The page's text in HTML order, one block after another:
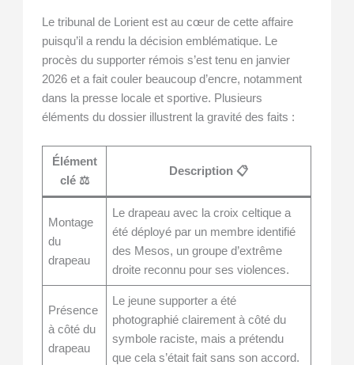
Le tribunal de Lorient est au cœur de cette affaire
puisqu’il a rendu la décision emblématique. Le
procès du supporter rémois s’est tenu en janvier
2026 et a fait couler beaucoup d’encre, notamment
dans la presse locale et sportive. Plusieurs
éléments du dossier illustrent la gravité des faits :
Élément
clé ⚖️
Description 📋
Montage
du
drapeau
Le drapeau avec la croix celtique a
été déployé par un membre identifié
des Mesos, un groupe d’extrême
droite reconnu pour ses violences.
Présence
à côté du
drapeau
Le jeune supporter a été
photographié clairement à côté du
symbole raciste, mais a prétendu
que cela s’était fait sans son accord.